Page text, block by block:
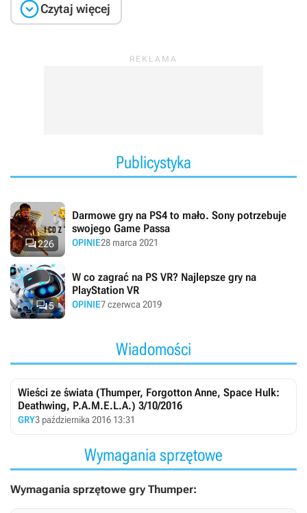
Czytaj więcej
Publicystyka
226
Darmowe gry na PS4 to mało. Sony potrzebuje
swojego Game Passa
OPINIE28 marca 2021
5
W co zagrać na PS VR? Najlepsze gry na
PlayStation VR
OPINIE7 czerwca 2019
Wiadomości
Wieści ze świata (Thumper, Forgotton Anne, Space Hulk:
Deathwing, P.A.M.E.L.A.) 3/10/2016
GRY3 października 2016 13:31
Wymagania sprzętowe
Wymagania sprzętowe gry Thumper: